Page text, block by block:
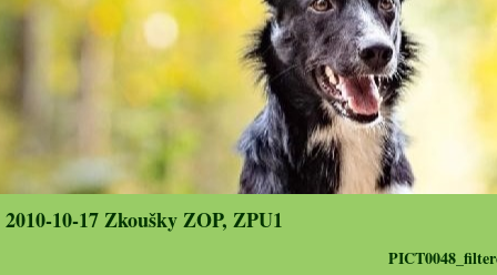
2010-10-17 Zkoušky ZOP, ZPU1